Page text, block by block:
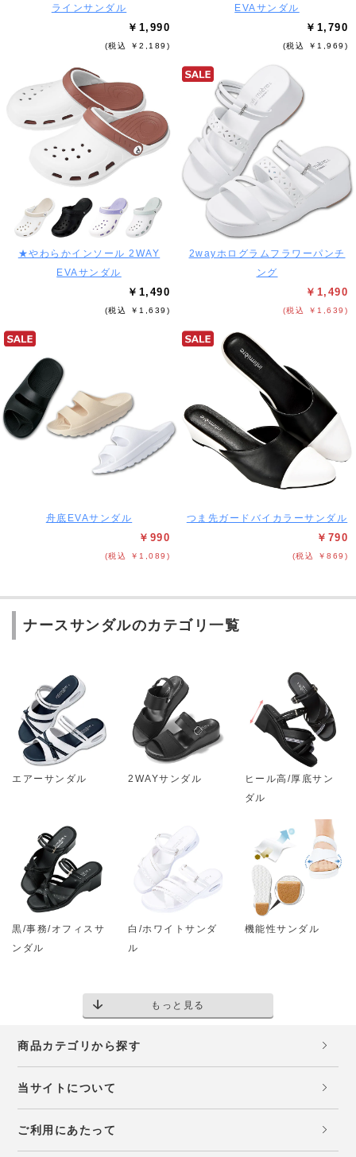
ラインサンダル
￥1,990
(税込 ￥2,189)
EVAサンダル
￥1,790
(税込 ￥1,969)
★やわらかインソール 2WAY
EVAサンダル
￥1,490
(税込 ￥1,639)
2wayホログラムフラワーパンチ
ング
￥1,490
(税込 ￥1,639)
舟底EVAサンダル
￥990
(税込 ￥1,089)
つま先ガードバイカラーサンダル
￥790
(税込 ￥869)
ナースサンダルのカテゴリ一覧
エアーサンダル 2WAYサンダル
ヒール高/厚底サン
ダル
黒/事務/オフィスサ
ンダル
白/ホワイトサンダ
ル
機能性サンダル
もっと見る
商品カテゴリから探す
当サイトについて
ご利用にあたって